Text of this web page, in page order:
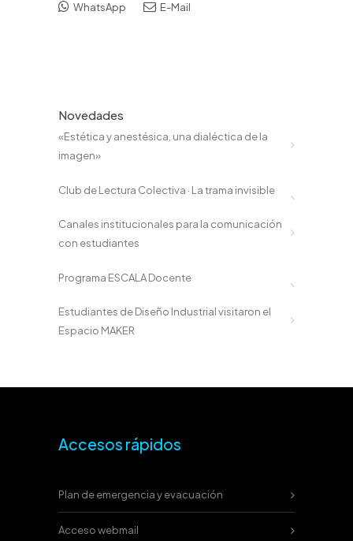
WhatsApp
E-Mail
Novedades
«Estética y anestésica, una dialéctica de la
imagen»
Club de Lectura Colectiva · La trama invisible
Canales institucionales para la comunicación
con estudiantes
Programa ESCALA Docente
Estudiantes de Diseño Industrial visitaron el
Espacio MAKER
Accesos rápidos
Plan de emergencia y evacuación
Acceso webmail